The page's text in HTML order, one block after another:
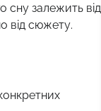
сну залежить від
від сюжету.